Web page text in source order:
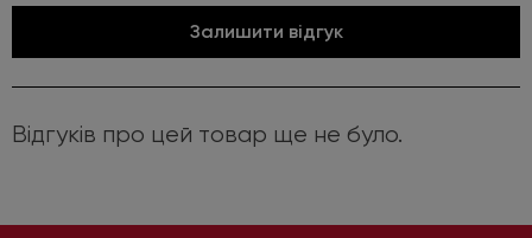
Залишити відгук
Відгуків про цей товар ще не було.